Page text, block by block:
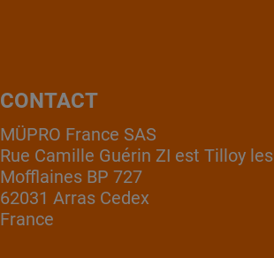
CONTACT
MÜPRO France SAS
Rue Camille Guérin ZI est Tilloy les
Mofflaines BP 727
62031 Arras Cedex
France